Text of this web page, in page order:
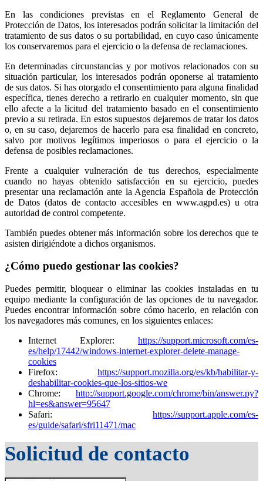
En las condiciones previstas en el Reglamento General de
Protección de Datos, los interesados podrán solicitar la limitación del
tratamiento de sus datos o su portabilidad, en cuyo caso únicamente
los conservaremos para el ejercicio o la defensa de reclamaciones.
En determinadas circunstancias y por motivos relacionados con su
situación particular, los interesados podrán oponerse al tratamiento
de sus datos. Si has otorgado el consentimiento para alguna finalidad
específica, tienes derecho a retirarlo en cualquier momento, sin que
ello afecte a la licitud del tratamiento basado en el consentimiento
previo a su retirada. En estos supuestos dejaremos de tratar los datos
o, en su caso, dejaremos de hacerlo para esa finalidad en concreto,
salvo por motivos legítimos imperiosos o para el ejercicio o la
defensa de posibles reclamaciones.
Frente a cualquier vulneración de tus derechos, especialmente
cuando no hayas obtenido satisfacción en su ejercicio, puedes
presentar una reclamación ante la Agencia Española de Protección
de Datos (datos de contacto accesibles en www.agpd.es) u otra
autoridad de control competente.
También puedes obtener más información sobre los derechos que te
asisten dirigiéndote a dichos organismos.
¿Cómo puedo gestionar las cookies?
Puedes permitir, bloquear o eliminar las cookies instaladas en tu
equipo mediante la configuración de las opciones de tu navegador.
Puedes encontrar información sobre cómo hacerlo, en relación con
los navegadores más comunes, en los siguientes enlaces:
Internet Explorer: https://support.microsoft.com/es-
es/help/17442/windows-internet-explorer-delete-manage-
cookies
Firefox: https://support.mozilla.org/es/kb/habilitar-y-
deshabilitar-cookies-que-los-sitios-we
Chrome: http://support.google.com/chrome/bin/answer.py?
hl=es&answer=95647
Safari: https://support.apple.com/es-
es/guide/safari/sfri11471/mac
Solicitud de contacto